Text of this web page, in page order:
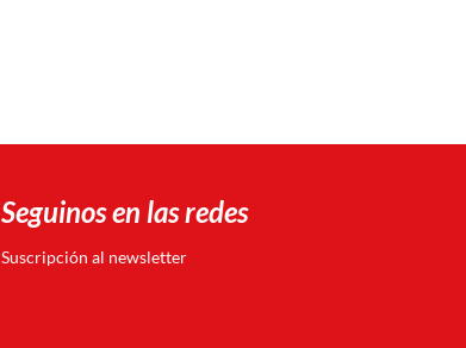
Seguinos en las redes
Suscripción al newsletter